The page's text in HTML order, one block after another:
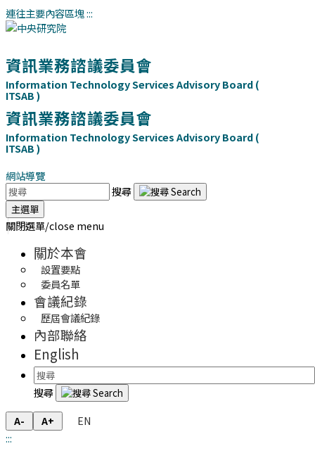
連往主要內容區塊:::
資訊業務諮議委員會
Information Technology Services Advisory Board (
ITSAB )
資訊業務諮議委員會
Information Technology Services Advisory Board (
ITSAB )
網站導覽
搜尋
主選單
關閉選單/close menu
關於本會
設置要點
委員名單
會議紀錄
歷屆會議紀錄
內部聯絡
English
搜尋
A- A+
EN
:::